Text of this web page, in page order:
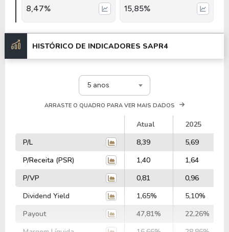
8,47% 15,85%
HISTÓRICO DE INDICADORES SAPR4
5 anos
ARRASTE O QUADRO PARA VER MAIS DADOS
Atual
2025
P/L
8,39
5,69
P/Receita (PSR)
1,40
1,64
P/VP
0,81
0,96
Dividend Yield
1,65%
5,10%
Payout
47,81%
22,26%